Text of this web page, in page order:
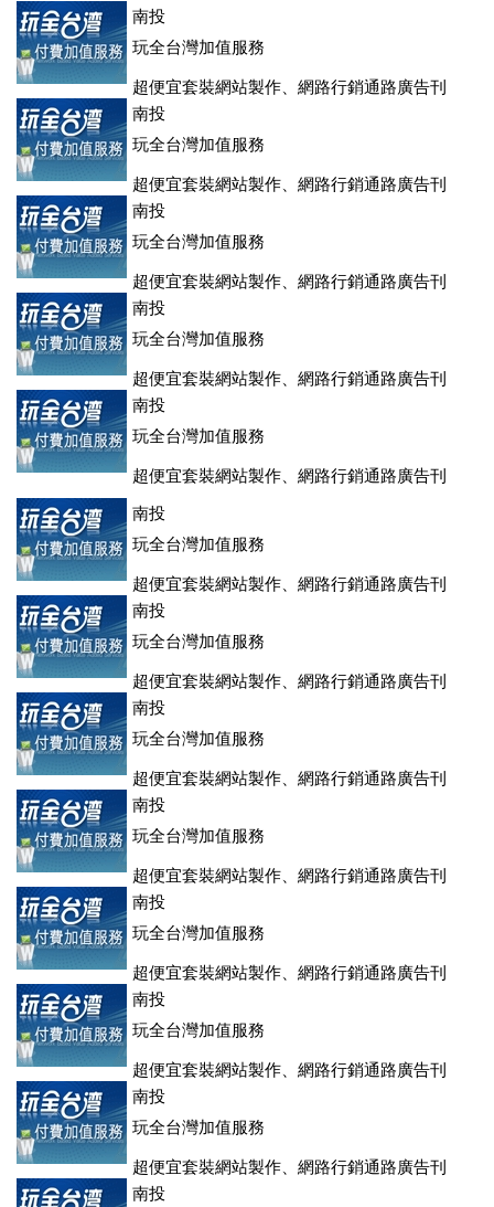
登、訂房系統、客房委託旅行社銷售，全面優惠中....
南投
玩全台灣加值服務
超便宜套裝網站製作、網路行銷通路廣告刊
登、訂房系統、客房委託旅行社銷售，全面優惠中....
南投
玩全台灣加值服務
超便宜套裝網站製作、網路行銷通路廣告刊
登、訂房系統、客房委託旅行社銷售，全面優惠中....
南投
玩全台灣加值服務
超便宜套裝網站製作、網路行銷通路廣告刊
登、訂房系統、客房委託旅行社銷售，全面優惠中....
南投
玩全台灣加值服務
超便宜套裝網站製作、網路行銷通路廣告刊
登、訂房系統、客房委託旅行社銷售，全面優惠中....
南投
玩全台灣加值服務
超便宜套裝網站製作、網路行銷通路廣告刊
登、訂房系統、客房委託旅行社銷售，全面優惠中....
南投
玩全台灣加值服務
超便宜套裝網站製作、網路行銷通路廣告刊
登、訂房系統、客房委託旅行社銷售，全面優惠中....
南投
玩全台灣加值服務
超便宜套裝網站製作、網路行銷通路廣告刊
登、訂房系統、客房委託旅行社銷售，全面優惠中....
南投
玩全台灣加值服務
超便宜套裝網站製作、網路行銷通路廣告刊
登、訂房系統、客房委託旅行社銷售，全面優惠中....
南投
玩全台灣加值服務
超便宜套裝網站製作、網路行銷通路廣告刊
登、訂房系統、客房委託旅行社銷售，全面優惠中....
南投
玩全台灣加值服務
超便宜套裝網站製作、網路行銷通路廣告刊
登、訂房系統、客房委託旅行社銷售，全面優惠中....
南投
玩全台灣加值服務
超便宜套裝網站製作、網路行銷通路廣告刊
登、訂房系統、客房委託旅行社銷售，全面優惠中....
南投
玩全台灣加值服務
超便宜套裝網站製作、網路行銷通路廣告刊
登、訂房系統、客房委託旅行社銷售，全面優惠中....
南投